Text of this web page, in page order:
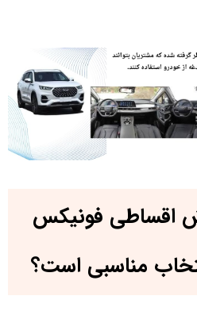
اقساطی فونیکس
مناسبی است؟